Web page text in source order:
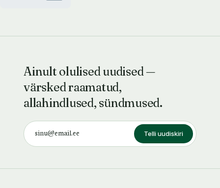
Ainult olulised uudised —
värsked raamatud,
allahindlused, sündmused.
Telli uudiskiri